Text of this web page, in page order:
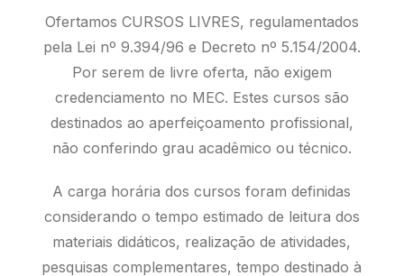
Ofertamos CURSOS LIVRES, regulamentados
pela Lei nº 9.394/96 e Decreto nº 5.154/2004.
Por serem de livre oferta, não exigem
credenciamento no MEC. Estes cursos são
destinados ao aperfeiçoamento profissional,
não conferindo grau acadêmico ou técnico.
A carga horária dos cursos foram definidas
considerando o tempo estimado de leitura dos
materiais didáticos, realização de atividades,
pesquisas complementares, tempo destinado à